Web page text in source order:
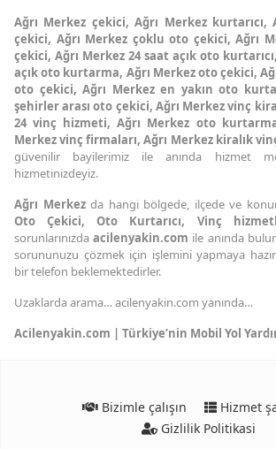
Ağrı Merkez çekici, Ağrı Merkez kurtarıcı,
çekici, Ağrı Merkez çoklu oto çekici, Ağrı
çekici, Ağrı Merkez 24 saat açık oto
açık oto kurtarma, Ağrı Merkez oto çekici,
oto çekici, Ağrı Merkez en yakın oto
şehirler arası oto çekici, Ağrı Merkez vinç
24 vinç hizmeti, Ağrı Merkez oto
Merkez vinç firmaları, Ağrı Merkez kiralık
güvenilir bayilerimiz ile anında hizmet
hizmetinizdeyiz.
Ağrı Merkezda hangi bölgede, ilçede ve
Oto Çekici,Oto Kurtarıcı, Vinç
sorunlarınızdaacilenyakin.com ile anında
sorununuzu çözmek için işlemini yapmaya hazır
bir telefon beklemektedirler.
Uzaklarda arama… acilenyakin.com yanında…
Acilenyakin.com | Türkiye’nin Mobil Yol
Bizimle çalışın
Hizmet
Gizlilik Politikasi